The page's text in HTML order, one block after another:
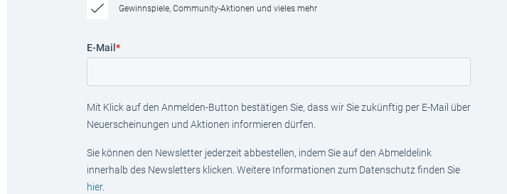
Gewinnspiele, Community-Aktionen und vieles mehr
E-Mail *
Mit Klick auf den Anmelden-Button bestätigen Sie, dass wir Sie zukünftig per E-Mail über
Neuerscheinungen und Aktionen informieren dürfen.
Sie können den Newsletter jederzeit abbestellen, indem Sie auf den Abmeldelink
innerhalb des Newsletters klicken. Weitere Informationen zum Datenschutz finden Sie
hier.